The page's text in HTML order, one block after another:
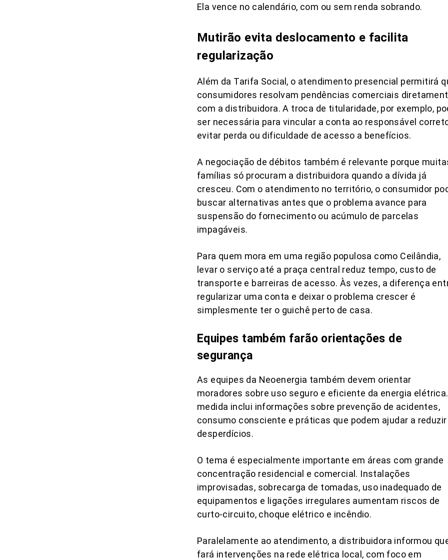
Ela vence no calendário, com ou sem renda sobrando.
Mutirão evita deslocamento e facilita
regularização
Além da Tarifa Social, o atendimento presencial permitirá
consumidores resolvam pendências comerciais
com a distribuidora. A troca de titularidade, por exemplo,
ser necessária para vincular a conta ao responsável
evitar perda ou dificuldade de acesso a benefícios.
A negociação de débitos também é relevante porque
famílias só procuram a distribuidora quando a dívida já
cresceu. Com o atendimento no território, o consumidor
buscar alternativas antes que o problema avance para
suspensão do fornecimento ou acúmulo de parcelas
impagáveis.
Para quem mora em uma região populosa como Ceilândia,
levar o serviço até a praça central reduz tempo, custo de
transporte e barreiras de acesso. Às vezes, a diferença
regularizar uma conta e deixar o problema crescer é
simplesmente ter o guichê perto de casa.
Equipes também farão orientações de
segurança
As equipes da Neoenergia também devem orientar
moradores sobre uso seguro e eficiente da energia
medida inclui informações sobre prevenção de acidentes,
consumo consciente e práticas que podem ajudar a reduzir
desperdícios.
O tema é especialmente importante em áreas com grande
concentração residencial e comercial. Instalações
improvisadas, sobrecarga de tomadas, uso inadequado de
equipamentos e ligações irregulares aumentam riscos de
curto-circuito, choque elétrico e incêndio.
Paralelamente ao atendimento, a distribuidora informou
fará intervenções na rede elétrica local, com foco em